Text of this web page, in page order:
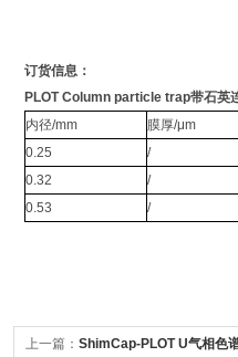
订货信息：
PLOT Column particle trap带石英
内径/mm
膜厚/μm
0.25
/
0.32
/
0.53
/
上一篇： ShimCap-PLOT U气相色